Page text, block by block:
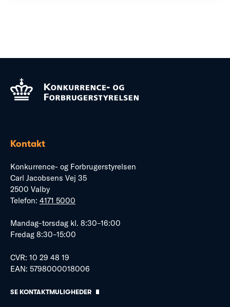
Kontakt
Konkurrence- og Forbrugerstyrelsen
Carl Jacobsens Vej 35
2500 Valby
Telefon: 4171 5000
Mandag–torsdag kl. 8:30–16:00
Fredag 8:30–15:00
CVR: 10 29 48 19
EAN: 5798000018006
SE KONTAKTMULIGHEDER